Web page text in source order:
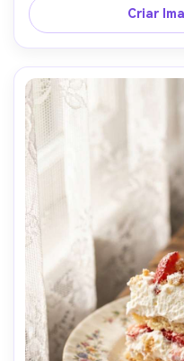
fotografia
realista
Criar